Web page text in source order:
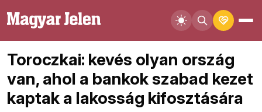
Toroczkai: kevés olyan ország
van, ahol a bankok szabad kezet
kaptak a lakosság kifosztására